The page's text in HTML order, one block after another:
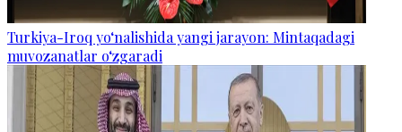
Turkiya-Iroq yo‘nalishida yangi jarayon: Mintaqadagi
muvozanatlar o‘zgaradi